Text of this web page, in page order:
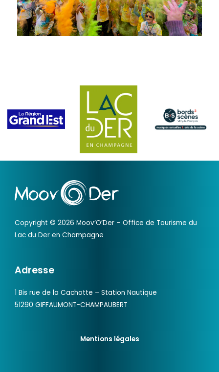
Copyright © 2026 Moov’O’Der – Office de Tourisme du
Lac du Der en Champagne
Adresse
1 Bis rue de la Cachotte – Station Nautique
51290 GIFFAUMONT-CHAMPAUBERT
Mentions légales